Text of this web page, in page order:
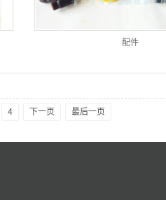
配件
4 下一页 最后一页